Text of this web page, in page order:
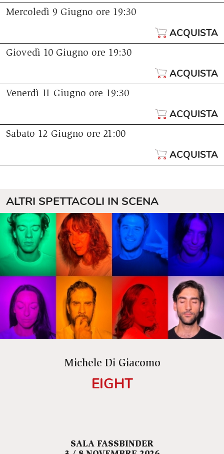
Mercoledì 9 Giugno ore 19:30
ACQUISTA
Giovedì 10 Giugno ore 19:30
ACQUISTA
Venerdì 11 Giugno ore 19:30
ACQUISTA
Sabato 12 Giugno ore 21:00
ACQUISTA
ALTRI SPETTACOLI IN SCENA
Michele Di Giacomo
EIGHT
SALA FASSBINDER